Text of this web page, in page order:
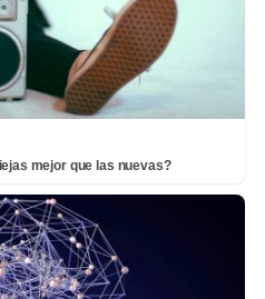
mejor que las nuevas?